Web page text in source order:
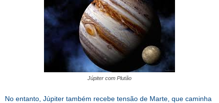
Júpiter com Plutão
No entanto, Júpiter também recebe tensão de Marte, que caminha